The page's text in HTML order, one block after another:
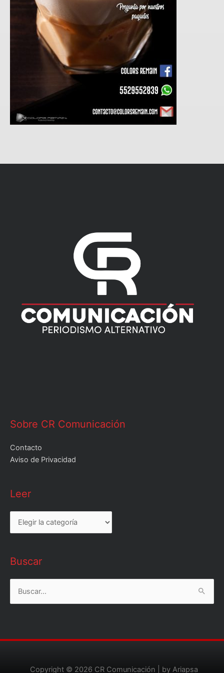
Sobre CR Comunicación
Contacto
Aviso de Privacidad
Leer
Leer
Buscar
Buscar
por:
Copyright © 2026 CR Comunicación | by Ariapsa